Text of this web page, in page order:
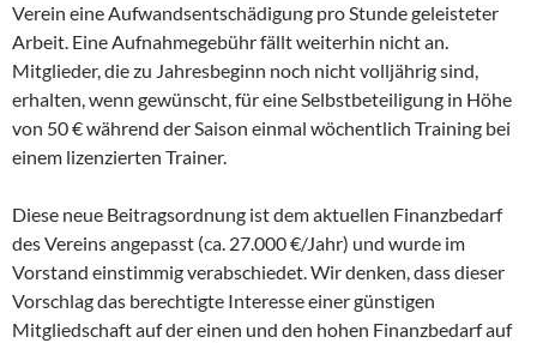
Verein eine Aufwandsentschädigung pro Stunde geleisteter
Arbeit. Eine Aufnahmegebühr fällt weiterhin nicht an.
Mitglieder, die zu Jahresbeginn noch nicht volljährig sind,
erhalten, wenn gewünscht, für eine Selbstbeteiligung in Höhe
von 50 € während der Saison einmal wöchentlich Training bei
einem lizenzierten Trainer.
Diese neue Beitragsordnung ist dem aktuellen Finanzbedarf
des Vereins angepasst (ca. 27.000 €/Jahr) und wurde im
Vorstand einstimmig verabschiedet. Wir denken, dass dieser
Vorschlag das berechtigte Interesse einer günstigen
Mitgliedschaft auf der einen und den hohen Finanzbedarf auf